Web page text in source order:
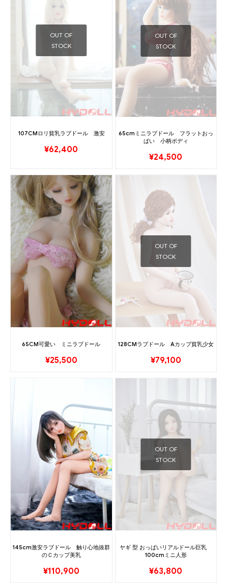
OUT OF
STOCK
107CMロリ貧乳ラブドール 激安
¥62,400
OUT OF
STOCK
65cmミニラブドール フラットおっ
ぱい 小柄ボディ
¥24,500
65CM可愛い ミニラブドール
¥25,500
OUT OF
STOCK
128CMラブドール Aカップ貧乳少女
¥79,100
145cm激安ラブドール 触り心地抜群
のＣカップ美乳
¥110,900
OUT OF
STOCK
ヤギ 型 おっぱいリアルドール巨乳
100cmミニ人形
¥63,800